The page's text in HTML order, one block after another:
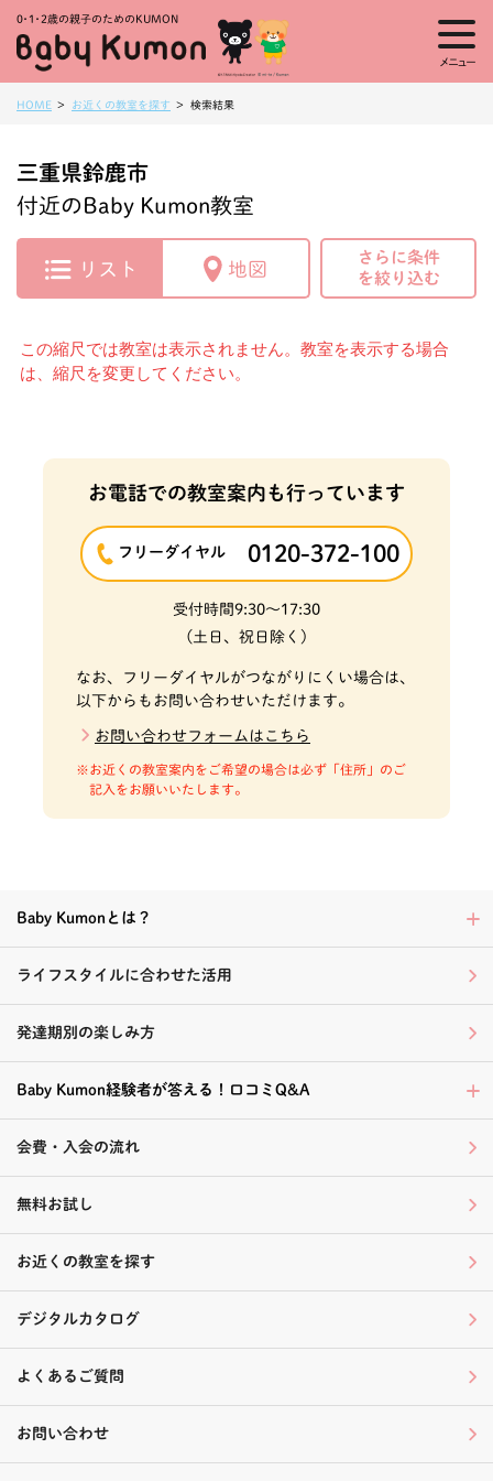
0・1・ 2歳の親子のためのKUMON
メニュー
HOME お近くの教室を探す 検索結果
三重県鈴鹿市
付近のBaby Kumon教室
リスト 地図
さらに条件
を絞り込む
この縮尺では教室は表示されません。教室を表示する場合
は、縮尺を変更してください。
お電話での教室案内も行っています
フリーダイヤル 0120-372-100
受付時間9:30～17:30
(土日、祝日除く)
なお、フリーダイヤルがつながりにくい場合は、
以下からもお問い合わせいただけます。
お問い合わせフォームはこちら
お近くの教室案内をご希望の場合は必ず「住所」のご
記入をお願いいたします。
Baby Kumonとは？
ライフスタイルに合わせた活用
発達期別の楽しみ方
Baby Kumon経験者が答える！口コミQ&A
会費・入会の流れ
無料お試し
お近くの教室を探す
デジタルカタログ
よくあるご質問
お問い合わせ